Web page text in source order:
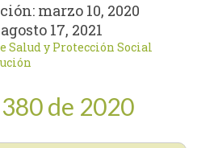
marzo 10, 2020
agosto 17, 2021
Salud y Protección Social
de 2020